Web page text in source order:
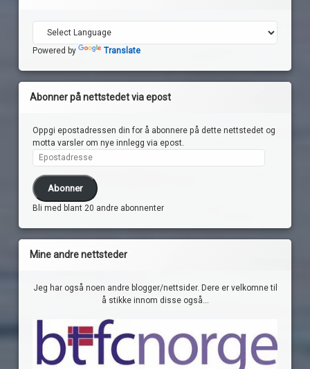
Powered by Translate
Abonner på nettstedet via epost
Oppgi epostadressen din for å abonnere på dette nettstedet og
motta varsler om nye innlegg via epost.
Epostadresse
Abonner
Bli med blant 20 andre abonnenter
Mine andre nettsteder
Jeg har også noen andre blogger/nettsider. Dere er velkomne til
å stikke innom disse også...